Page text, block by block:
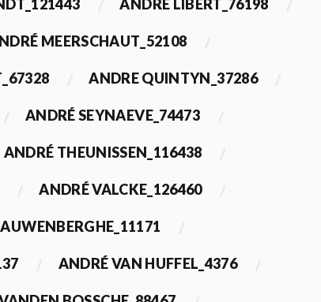
ANDRÉ LIBERT_76198
MEERSCHAUT_52108
ANDRE QUINTYN_37286
ANDRÉ SEYNAEVE_74473
ANDRÉ THEUNISSEN_116438
ANDRÉ VALCKE_126460
ANDRÉ VAN HUFFEL_4376